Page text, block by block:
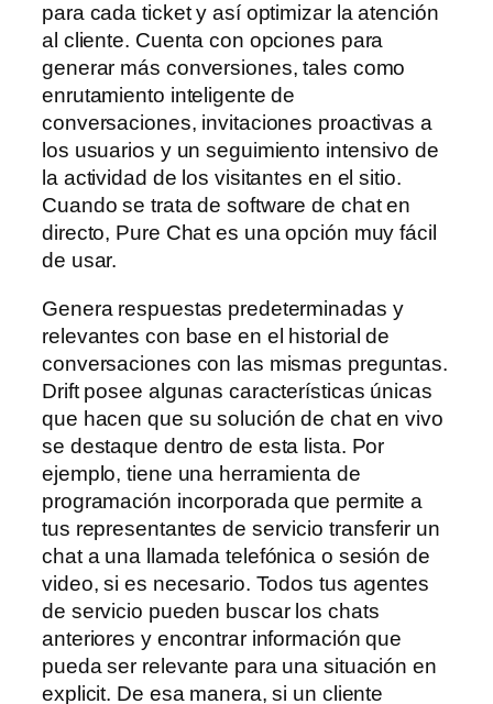
para cada ticket y así optimizar la atención
al cliente. Cuenta con opciones para
generar más conversiones, tales como
enrutamiento inteligente de
conversaciones, invitaciones proactivas a
los usuarios y un seguimiento intensivo de
la actividad de los visitantes en el sitio.
Cuando se trata de software de chat en
directo, Pure Chat es una opción muy fácil
de usar.
Genera respuestas predeterminadas y
relevantes con base en el historial de
conversaciones con las mismas preguntas.
Drift posee algunas características únicas
que hacen que su solución de chat en vivo
se destaque dentro de esta lista. Por
ejemplo, tiene una herramienta de
programación incorporada que permite a
tus representantes de servicio transferir un
chat a una llamada telefónica o sesión de
video, si es necesario. Todos tus agentes
de servicio pueden buscar los chats
anteriores y encontrar información que
pueda ser relevante para una situación en
explicit. De esa manera, si un cliente